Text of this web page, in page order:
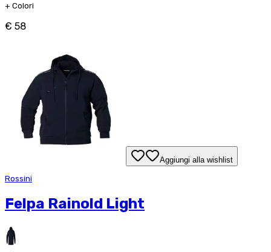
+ Colori
€ 58
Aggiungi alla wishlist
Rossini
Felpa Rainold Light